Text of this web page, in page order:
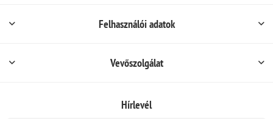
Felhasználói adatok
Vevőszolgálat
Hírlevél